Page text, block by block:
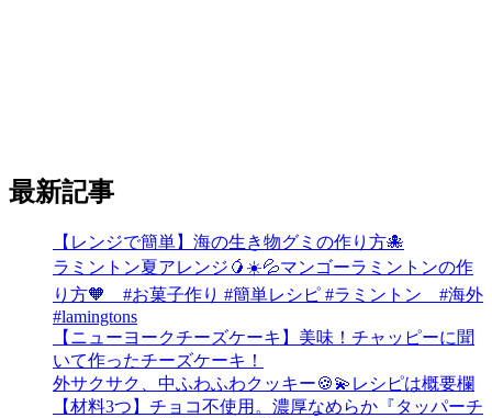
最新記事
【レンジで簡単】海の生き物グミの作り方🐙
ラミントン夏アレンジ🥭☀️💦マンゴーラミントンの作
り方🧡 #お菓子作り #簡単レシピ #ラミントン #海外
#lamingtons
【ニューヨークチーズケーキ】美味！チャッピーに聞
いて作ったチーズケーキ！
外サクサク、中ふわふわクッキー🍪💫レシピは概要欄
【材料3つ】チョコ不使用。濃厚なめらか『タッパーチ